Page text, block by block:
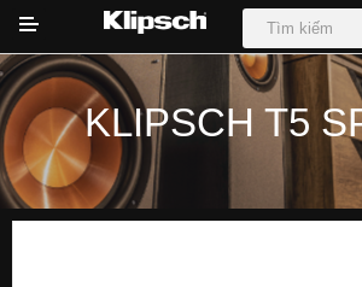
DỰ ÁN
KLIPSCH T5